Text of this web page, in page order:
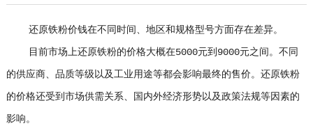
还原铁粉价钱在不同时间、地区和规格型号方面存在差异。
目前市场上还原铁粉的价格大概在5000元到9000元之间。不同
的供应商、品质等级以及工业用途等都会影响最终的售价。还原铁粉
的价格还受到市场供需关系、国内外经济形势以及政策法规等因素的
影响。